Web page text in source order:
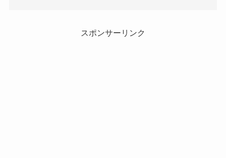
スポンサーリンク